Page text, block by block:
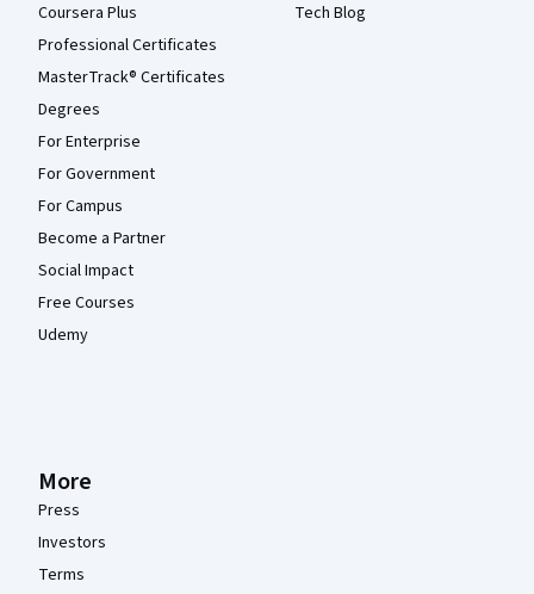
Coursera Plus
Professional Certificates
MasterTrack® Certificates
Degrees
For Enterprise
For Government
For Campus
Become a Partner
Social Impact
Free Courses
Udemy
Tech Blog
More
Press
Investors
Terms